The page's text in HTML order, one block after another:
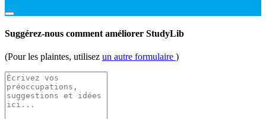
Suggérez-nous comment améliorer StudyLib
(Pour les plaintes, utilisez un autre formulaire )